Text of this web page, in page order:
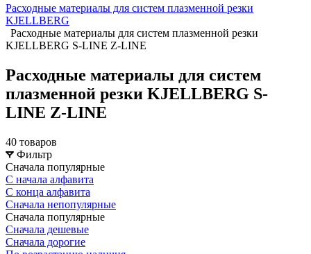
Расходные материалы для систем плазменной резки
KJELLBERG
Расходные материалы для систем плазменной резки
KJELLBERG S-LINE Z-LINE
Расходные материалы для систем
плазменной резки KJELLBERG S-
LINE Z-LINE
40 товаров
Фильтр
Сначала популярные
С начала алфавита
С конца алфавита
Сначала непопулярные
Сначала популярные
Сначала дешевые
Сначала дорогие